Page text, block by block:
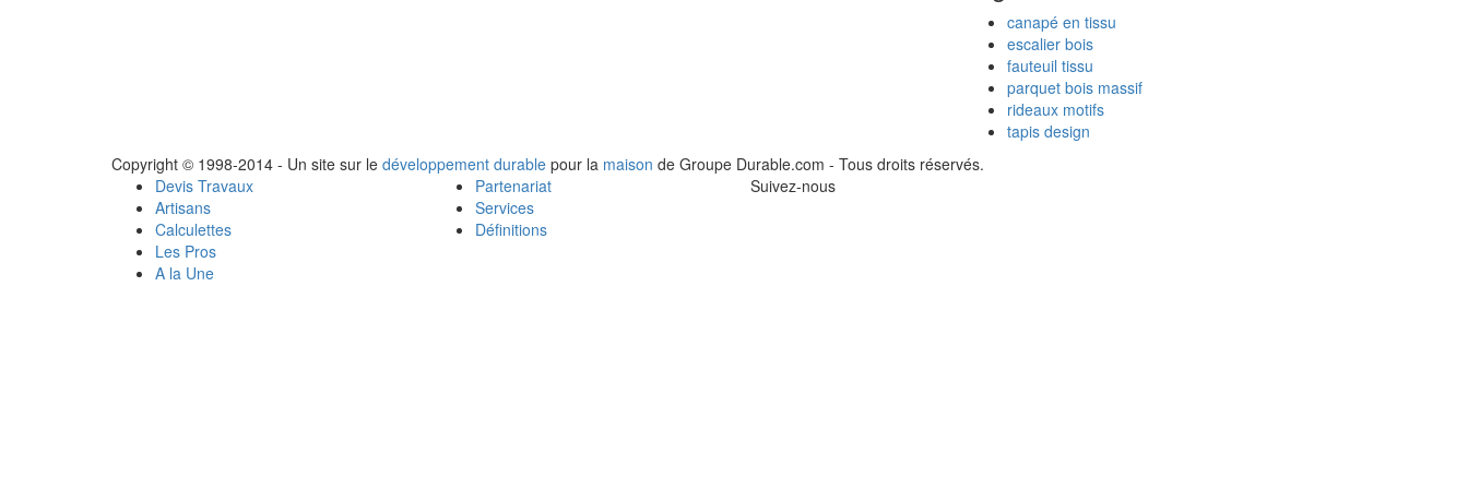
canapé en tissu
escalier bois
fauteuil tissu
parquet bois massif
rideaux motifs
tapis design
Copyright © 1998-2014 - Un site sur le développement durable pour la maison de Groupe Durable.com - Tous droits réservés.
Devis Travaux
Artisans
Calculettes
Les Pros
A la Une
Partenariat
Services
Définitions
Suivez-nous